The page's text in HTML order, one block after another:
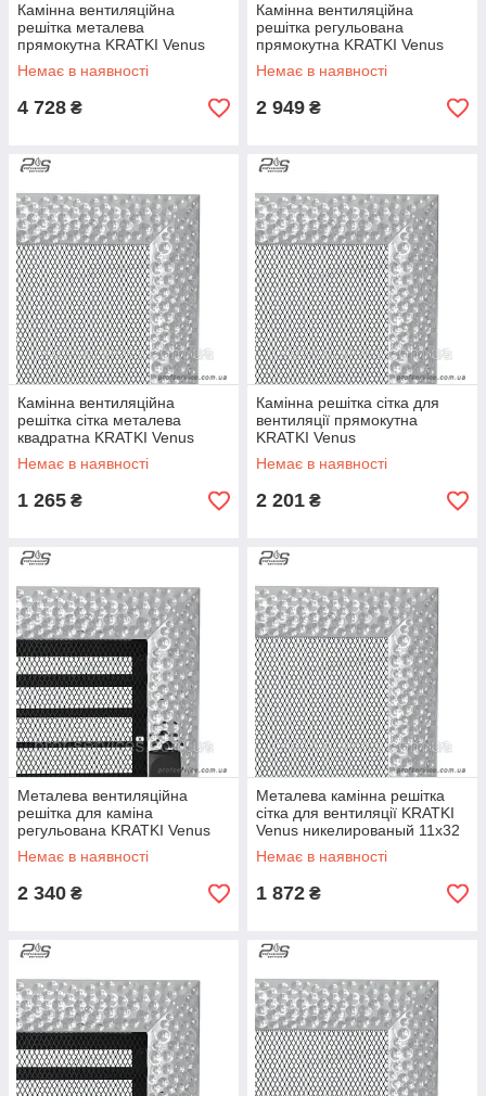
Камінна вентиляційна
решітка металева
прямокутна KRATKI Venus
никелированый 22х45 см з
жалюзі
Немає в наявності
4 728 ₴
Камінна вентиляційна
решітка регульована
прямокутна KRATKI Venus
никелированый 17х49 см з
жалюзі
Немає в наявності
2 949 ₴
Камінна вентиляційна
решітка сітка металева
квадратна KRATKI Venus
никелированый 11х11 см
Немає в наявності
1 265 ₴
Камінна решітка сітка для
вентиляції прямокутна
KRATKI Venus
никелированый 17х37 см
Немає в наявності
2 201 ₴
Металева вентиляційна
решітка для каміна
регульована KRATKI Venus
никелированый 17х30 см з
жалюзі
Немає в наявності
2 340 ₴
Металева камінна решітка
сітка для вентиляції KRATKI
Venus никелированый 11х32
см
Немає в наявності
1 872 ₴